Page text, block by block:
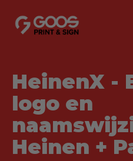
HeinenX -
logo en
Heinen +